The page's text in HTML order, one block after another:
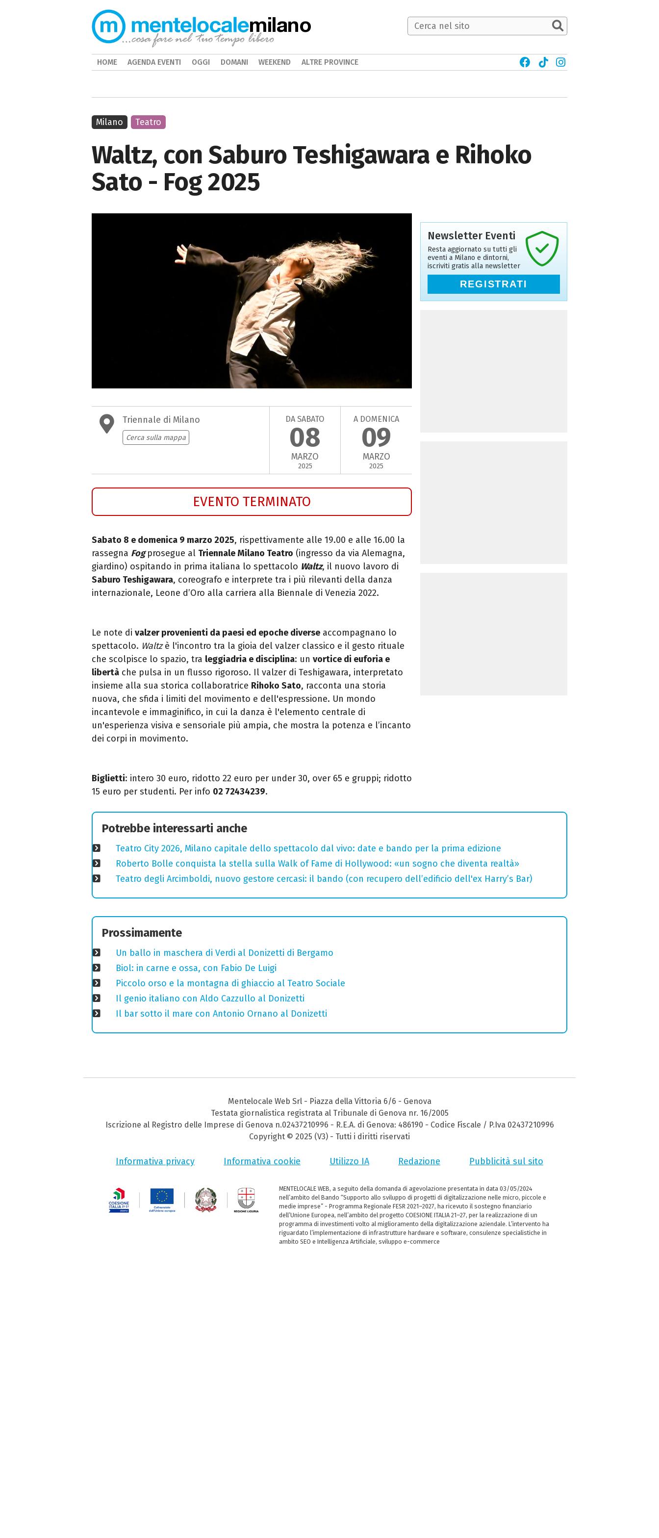
Waltz, con Saburo Teshigawara e Rihoko
Sato - Fog 2025
Triennale di Milano
Cerca sulla mappa
DA SABATO
08
MARZO
2025
A DOMENICA
09
MARZO
2025
EVENTO TERMINATO
Sabato 8 e domenica 9 marzo 2025, rispettivamente alle 19.00 e alle 16.00 la
rassegna Fogprosegue al Triennale Milano Teatro (ingresso da via Alemagna,
giardino) ospitando in prima italiana lo spettacolo Waltz, il nuovo lavoro di
Saburo Teshigawara, coreografo e interprete tra i più rilevanti della danza
internazionale, Leone d’Oro alla carriera alla Biennale di Venezia 2022.
Le note di valzer provenienti da paesi ed epoche diverse accompagnano lo
spettacolo. Waltzè l'incontro tra la gioia del valzer classico e il gesto rituale
che scolpisce lo spazio, tra leggiadria e disciplina: un vortice di euforia e
libertà che pulsa in un flusso rigoroso. Il valzer di Teshigawara, interpretato
insieme alla sua storica collaboratrice Rihoko Sato, racconta una storia
nuova, che sfida i limiti del movimento e dell'espressione. Un mondo
incantevole e immaginifico, in cui la danza è l'elemento centrale di
un'esperienza visiva e sensoriale più ampia, che mostra la potenza e l’incanto
dei corpi in movimento.
Biglietti: intero 30 euro, ridotto 22 euro per under 30, over 65 e gruppi; ridotto
15 euro per studenti. Per info 02 72434239.
Milano Teatro
Newsletter Eventi
Resta aggiornato su tutti gli
eventi a Milano e dintorni,
iscriviti gratis alla newsletter
REGISTRATI
Potrebbe interessarti anche
Teatro City 2026, Milano capitale dello spettacolo dal vivo: date e bando per la prima edizione
Roberto Bolle conquista la stella sulla Walk of Fame di Hollywood: «un sogno che diventa realtà»
Teatro degli Arcimboldi, nuovo gestore cercasi: il bando (con recupero dell’edificio dell'ex Harry’s Bar)
Prossimamente
Un ballo in maschera di Verdi al Donizetti di Bergamo
Biol: in carne e ossa, con Fabio De Luigi
Piccolo orso e la montagna di ghiaccio al Teatro Sociale
Il genio italiano con Aldo Cazzullo al Donizetti
Il bar sotto il mare con Antonio Ornano al Donizetti
milano
HOME AGENDA EVENTI OGGI DOMANI WEEKEND ALTRE PROVINCE
Mentelocale Web Srl - Piazza della Vittoria 6/6 - Genova
Testata giornalistica registrata al Tribunale di Genova nr. 16/2005
Iscrizione al Registro delle Imprese di Genova n.02437210996 - R.E.A. di Genova: 486190 - Codice Fiscale / P.Iva 02437210996
Copyright © 2025 (V3) - Tutti i diritti riservati
Informativa privacy Informativa cookie Utilizzo IA Redazione Pubblicità sul sito
MENTELOCALE WEB, a seguito della domanda di agevolazione presentata in data 03/05/2024
nell’ambito del Bando “Supporto allo sviluppo di progetti di digitalizzazione nelle micro, piccole e
medie imprese” - Programma Regionale FESR 2021–2027, ha ricevuto il sostegno finanziario
dell’Unione Europea, nell’ambito del progetto COESIONE ITALIA 21–27, per la realizzazione di un
programma di investimenti volto al miglioramento della digitalizzazione aziendale. L’intervento ha
riguardato l’implementazione di infrastrutture hardware e software, consulenze specialistiche in
ambito SEO e Intelligenza Artificiale, sviluppo e-commerce